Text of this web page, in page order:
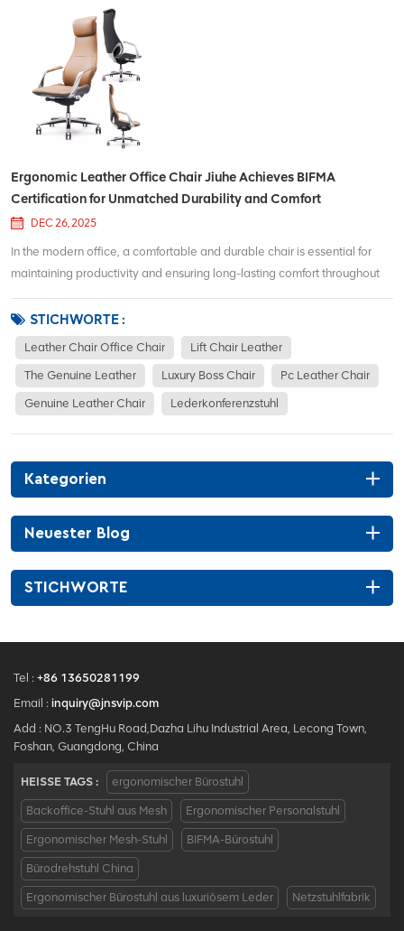
Ergonomic Leather Office Chair Jiuhe Achieves BIFMA
Certification for Unmatched Durability and Comfort
DEC 26, 2025
In the modern office, a comfortable and durable chair is essential for
maintaining productivity and ensuring long-lasting comfort throughout
choice for those looking for both style and function. Recently, this chair...
STICHWORTE :
Leather Chair Office Chair Lift Chair Leather
The Genuine Leather Luxury Boss Chair Pc Leather Chair
Genuine Leather Chair Lederkonferenzstuhl
Kategorien
Neuester Blog
STICHWORTE
Tel : +86 13650281199
Email : inquiry@jnsvip.com
Add : NO.3 TengHu Road,Dazha Lihu Industrial Area, Lecong Town,
Foshan, Guangdong, China
HEISSE TAGS : ergonomischer Bürostuhl
Backoffice-Stuhl aus Mesh Ergonomischer Personalstuhl
Ergonomischer Mesh-Stuhl BIFMA-Bürostuhl
Bürodrehstuhl China
Ergonomischer Bürostuhl aus luxuriösem Leder Netzstuhlfabrik